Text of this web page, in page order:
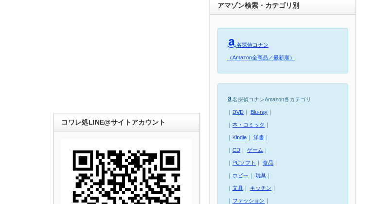
コワレ処LINE@サイトアカウント
アマゾン検索・カテゴリ別
名探偵コナン
（Amazon全商品／最新順）
名探偵コナンAmazon各カテゴリ
｜ DVD ｜ Blu-ray ｜
｜ 本・コミック ｜
｜ Kindle ｜ 洋書 ｜
｜ CD ｜ ゲーム ｜
｜ PCソフト ｜ 食品 ｜
｜ ホビー ｜ 玩具 ｜
｜ 文具 ｜ キッチン ｜
｜ ファッション ｜